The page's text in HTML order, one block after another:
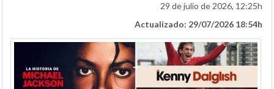
29 de julio de 2026, 12:25h
Actualizado: 29/07/2026 18:54h